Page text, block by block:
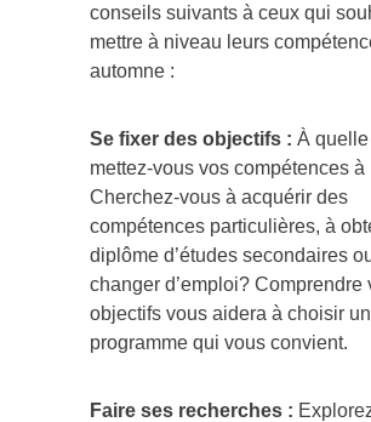
conseils suivants à ceux qui
mettre à niveau leurs
automne :
Se fixer des objectifs : À quelle
mettez-vous vos compétences
Cherchez-vous à acquérir des
compétences particulières, à
diplôme d’études secondaires
changer d’emploi? Comprendre
objectifs vous aidera à choisir un
programme qui vous convient.
Faire ses recherches :